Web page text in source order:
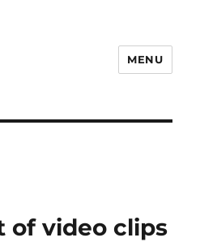
MENU
of video clips